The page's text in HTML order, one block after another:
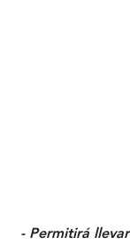
- Permitirá